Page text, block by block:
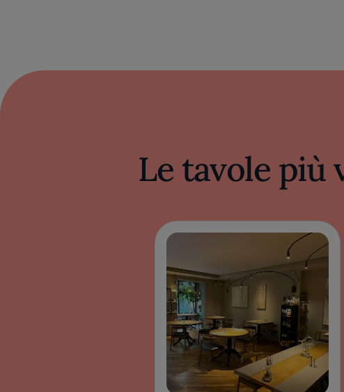
Le tavole più